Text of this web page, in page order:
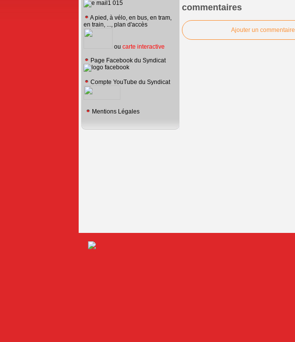
A pied, à vélo, en bus, en tram,
en train, ..., plan d'accès
ou carte interactive
Page Facebook du Syndicat
Compte YouTube du Syndicat
Mentions Légales
commentaires
Ajouter un commentaire